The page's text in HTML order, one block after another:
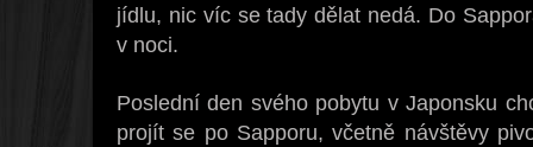
jídlu, nic víc se tady dělat nedá. Do
v noci.
Poslední den svého pobytu v Japonsku
projít se po Sapporu, včetně návštěvy